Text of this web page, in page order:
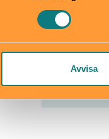
Avvisa
Läs